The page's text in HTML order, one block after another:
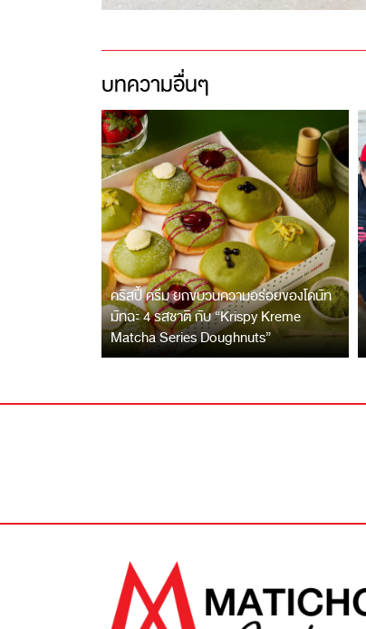
บทความอื่นๆ
คริสปี้ ครีม ยกขบวนความอร่อยของโดนัท
มัทฉะ 4 รสชาติ กับ “Krispy Kreme
Matcha Series Doughnuts”